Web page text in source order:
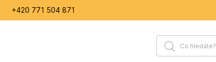
+420 771 504 871